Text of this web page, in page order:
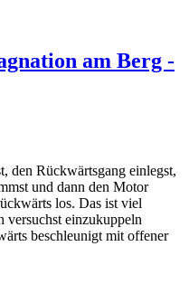
am Berg -
den Rückwärtsgang einlegst,
und dann den Motor
los. Das ist viel
versuchst einzukuppeln
beschleunigt mit offener